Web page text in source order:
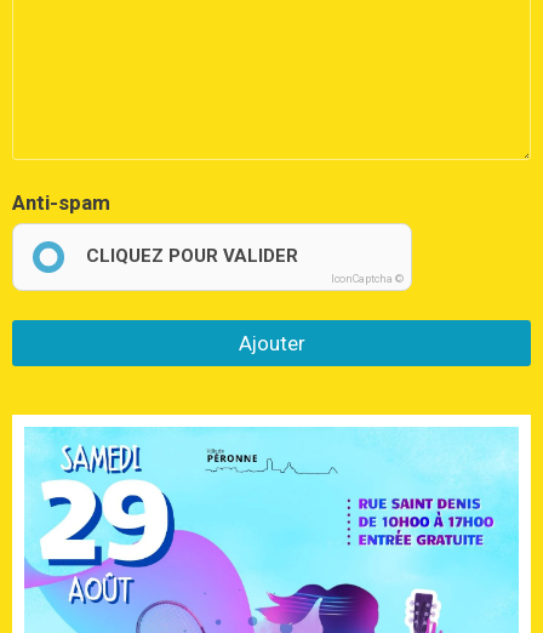
Anti-spam
CLIQUEZ POUR VALIDER
IconCaptcha ©
Ajouter